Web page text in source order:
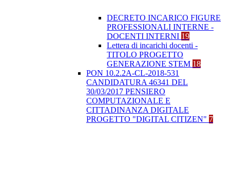
DECRETO INCARICO FIGURE
PROFESSIONALI INTERNE -
DOCENTI INTERNI 19
Lettera di incarichi docenti -
TITOLO PROGETTO
GENERAZIONE STEM 18
PON 10.2.2A-CL-2018-531
CANDIDATURA 46341 DEL
30/03/2017 PENSIERO
COMPUTAZIONALE E
CITTADINANZA DIGITALE
PROGETTO "DIGITAL CITIZEN" 7